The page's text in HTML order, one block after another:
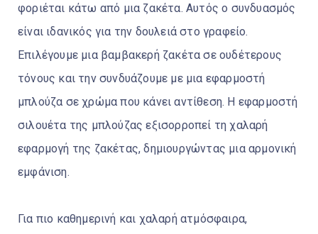
φοριέται κάτω από μια ζακέτα. Αυτός ο συνδυασμός
είναι ιδανικός για την δουλειά στο γραφείο.
Επιλέγουμε μια βαμβακερή ζακέτα σε ουδέτερους
τόνους και την συνδυάζουμε με μια εφαρμοστή
μπλούζα σε χρώμα που κάνει αντίθεση. Η εφαρμοστή
σιλουέτα της μπλούζας εξισορροπεί τη χαλαρή
εφαρμογή της ζακέτας, δημιουργώντας μια αρμονική
εμφάνιση.
Για πιο καθημερινή και χαλαρή ατμόσφαιρα,